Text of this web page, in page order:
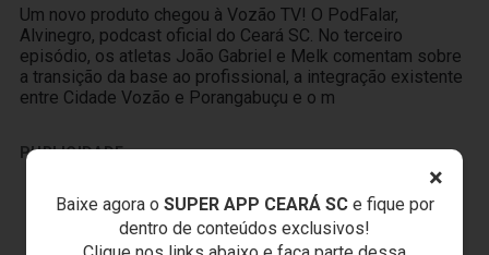
×
Baixe agora o SUPER APP CEARÁ SCe fique por
dentro de conteúdos exclusivos!
Um novo produto chegou à Vozão TV! O PodFalar,
Alvinegro, podcast oficial do Ceará SC. No terceiro
episódio, os atletas João Gabriel e Melk comentam sobre
a transição da base ao profissional, a integração existente
entre Cidade Vozão e Porangabuçu e o m
PUBLICIDADE